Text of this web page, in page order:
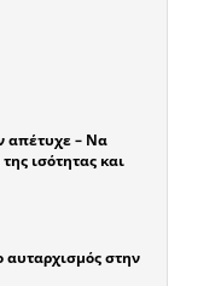
απέτυχε – Να
ισότητας και
αυταρχισμός στην